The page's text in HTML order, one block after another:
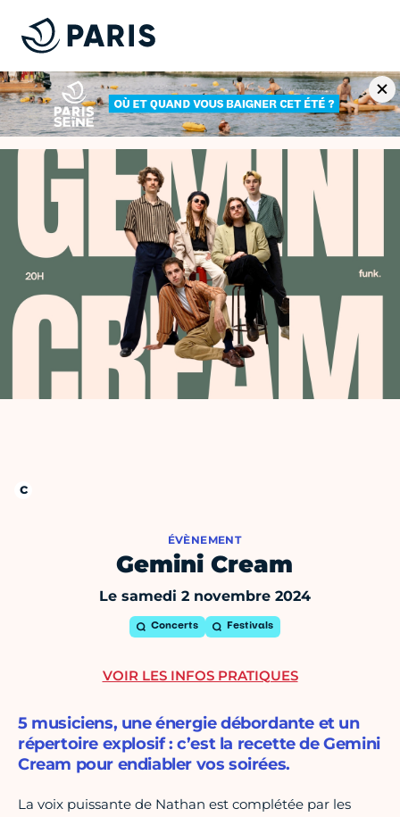
ÉVÈNEMENT
Gemini Cream
Le samedi 2 novembre 2024
Concerts Festivals
5 musiciens, une énergie débordante et un
répertoire explosif : c’est la recette de Gemini
Cream pour endiabler vos soirées.
La voix puissante de Nathan est complétée par les
VOIR LES INFOS PRATIQUES